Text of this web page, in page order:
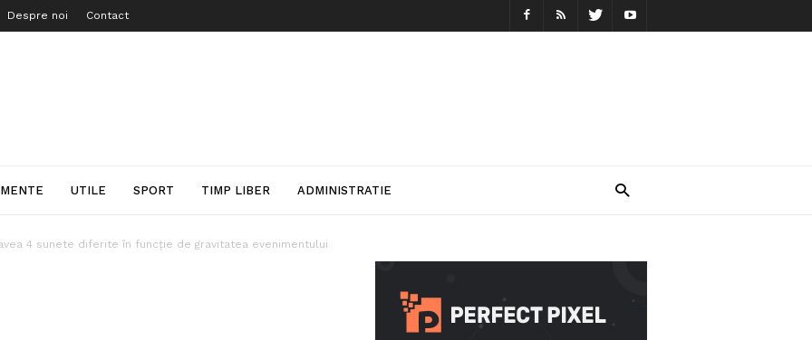
Despre noi Contact
UTILE SPORT TIMP LIBER ADMINISTRATIE
4 sunete diferite în funcție de gravitatea evenimentului